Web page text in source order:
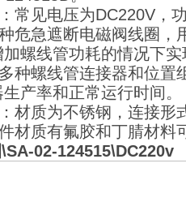
常见电压为DC220V，功
危急遮断电磁阀线圈
螺线管功耗的情况下实
种螺线管连接器和位
产率和正常运行时间。
材质为不锈钢，连接形
材质有氟胶和丁腈材料
02-124515\DC220v